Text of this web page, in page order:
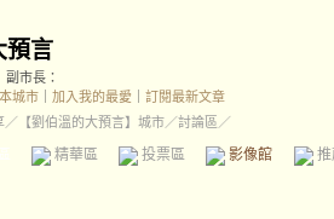
預言
副市長：
城市 加入我的最愛
訂閱最新文章
／ 【劉伯溫的大預言】城市／討論區／
精華區 投票區 影像館